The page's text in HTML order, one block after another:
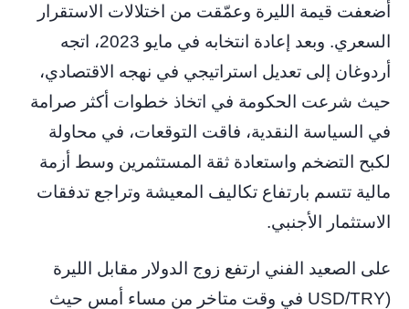
أضعفت قيمة الليرة وعمّقت من اختلالات الاستقرار
السعري. وبعد إعادة انتخابه في مايو 2023، اتجه
أردوغان إلى تعديل استراتيجي في نهجه الاقتصادي،
حيث شرعت الحكومة في اتخاذ خطوات أكثر صرامة
في السياسة النقدية، فاقت التوقعات، في محاولة
لكبح التضخم واستعادة ثقة المستثمرين وسط أزمة
مالية تتسم بارتفاع تكاليف المعيشة وتراجع تدفقات
الاستثمار الأجنبي.
على الصعيد الفني ارتفع زوج الدولار مقابل الليرة
(USD/TRY في وقت متاخر من مساء أمس حيث